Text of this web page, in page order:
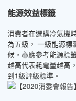
能源效益標籤
消費者在選購冷氣機
為五級， 一級能源標
候，亦應參考能源標
越高代表耗電量越高
到1級評級標準。